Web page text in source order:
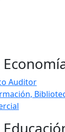
Auditor